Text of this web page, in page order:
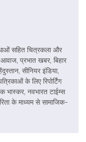
सहित चित्रकला और
प्रभात खबर, बिहार
सीनियर इंडिया,
के लिए रिपोर्टिंग
भास्कर, नवभारत टाईम्स
के माध्यम से सामाजिक-